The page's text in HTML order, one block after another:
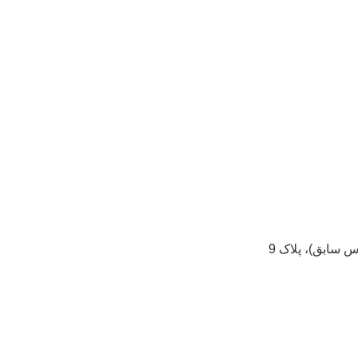
سابق)، پلاک 9